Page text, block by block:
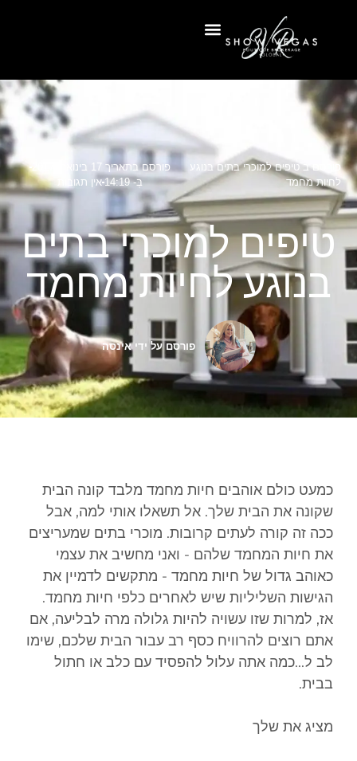
פורסם ב טיפים למוכרי בתים בנוגע
לחיות מחמד
פורסם בתאריך 17 בינואר, 2017
בְּ- 14:19 אין תגובות
טיפים למוכרי בתים
בנוגע לחיות מחמד
פורסם על ידיאינסה
כמעט כולם אוהבים חיות מחמד מלבד קונה הבית
שקונה את הבית שלך. אל תשאלו אותי למה, אבל
ככה זה קורה לעתים קרובות. מוכרי בתים שמעריצים
את חיות המחמד שלהם - ואני מחשיב את עצמי
כאוהב גדול של חיות מחמד - מתקשים לדמיין את
הגישות השליליות שיש לאחרים כלפי חיות מחמד.
אז, למרות שזו עשויה להיות גלולה מרה לבליעה, אם
אתם רוצים להרוויח כסף רב עבור הבית שלכם, שימו
לב ל...כמה אתה עלול להפסיד עם כלב או חתול
בבית.
מציג את שלך